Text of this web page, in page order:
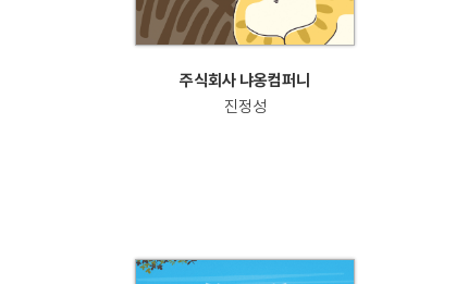
주식회사 냐옹컴퍼니
진정성